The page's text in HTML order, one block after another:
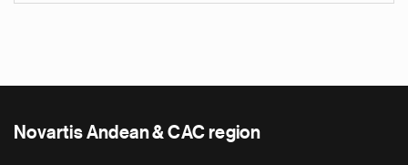
Novartis Andean & CAC region